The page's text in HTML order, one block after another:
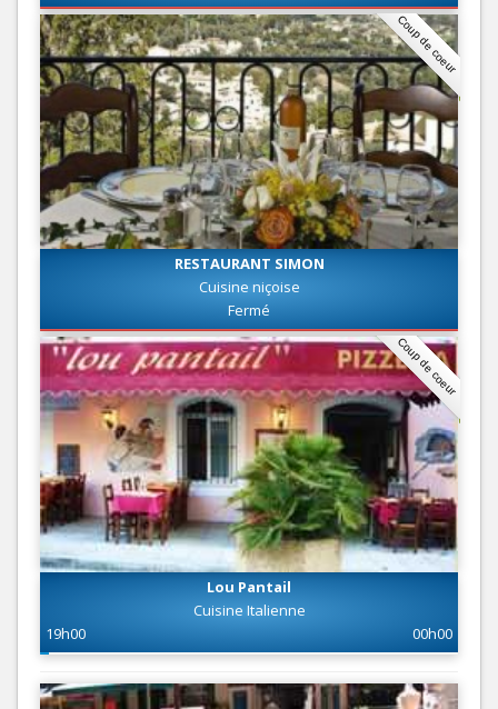
Coup de coeur
RESTAURANT SIMON
Cuisine niçoise
Fermé
Coup de coeur
Lou Pantail
Cuisine Italienne
19h00
00h00